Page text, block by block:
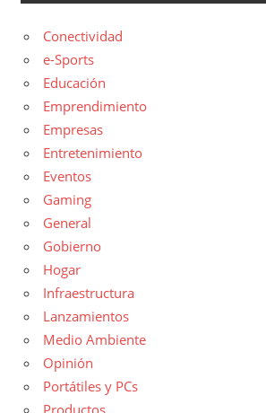
Conectividad
e-Sports
Educación
Emprendimiento
Empresas
Entretenimiento
Eventos
Gaming
General
Gobierno
Hogar
Infraestructura
Lanzamientos
Medio Ambiente
Opinión
Portátiles y PCs
Productos